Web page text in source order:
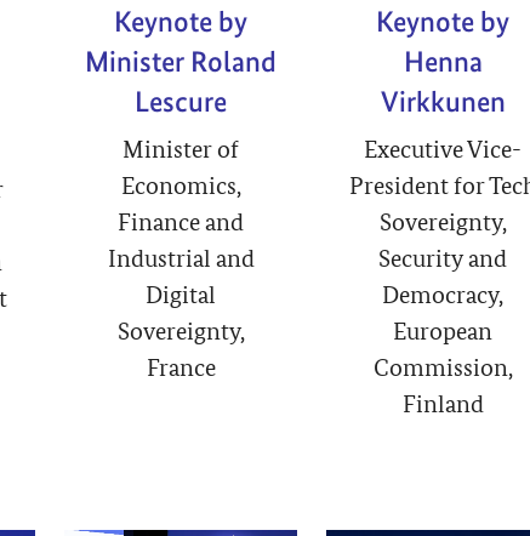
Keynote by
Minister Roland
Lescure
Minister of
Economics,
Finance and
Industrial and
Digital
Sovereignty,
France
Keynote by
Henna
Virkkunen
Executive Vice-
President for
Sovereignty,
Security and
Democracy,
European
Commission,
Finland